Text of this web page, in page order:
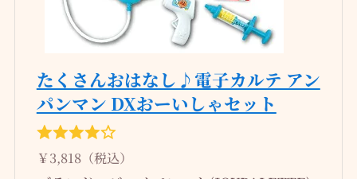
たくさんおはなし♪電子カルテ アン
パンマン DXおーいしゃセット
￥3,818（税込）